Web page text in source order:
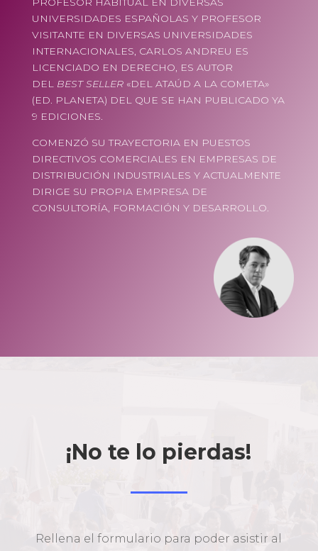
UNIVERSIDADES ESPAÑOLAS Y PROFESOR
VISITANTE EN DIVERSAS UNIVERSIDADES
INTERNACIONALES, CARLOS ANDREU ES
LICENCIADO EN DERECHO, ES AUTOR
DEL BEST SELLER «DEL ATAÚD A LA COMETA»
(ED. PLANETA) DEL QUE SE HAN PUBLICADO YA
9 EDICIONES.
COMENZÓ SU TRAYECTORIA EN PUESTOS
DIRECTIVOS COMERCIALES EN EMPRESAS DE
DISTRIBUCIÓN INDUSTRIALES Y ACTUALMENTE
DIRIGE SU PROPIA EMPRESA DE
CONSULTORÍA, FORMACIÓN Y DESARROLLO.
¡No te lo pierdas!
Rellena el formulario para poder asistir al